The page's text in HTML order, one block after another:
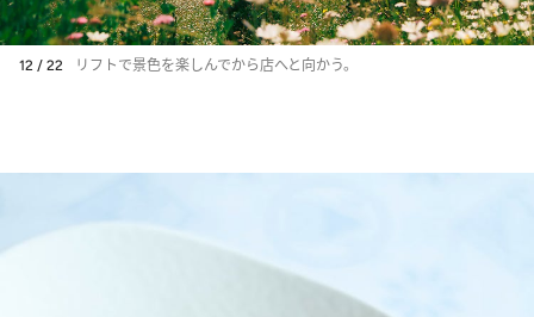
12 / 22 リフトで景色を楽しんでから店へと向かう。